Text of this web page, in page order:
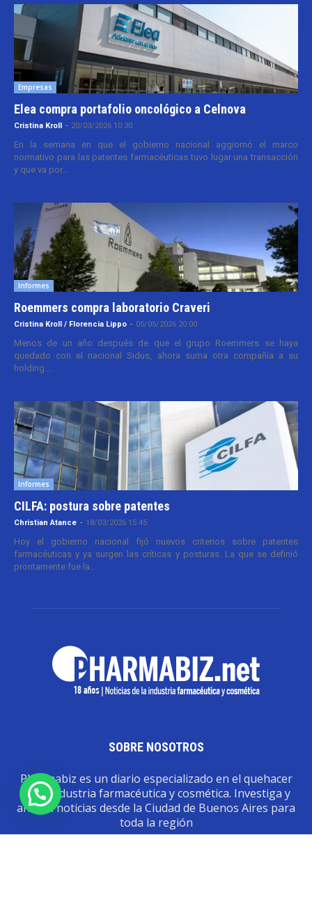
Empresas
Elea compra portafolio oncológico a Celnova
Cristina Kroll - 20/03/2026 10:30
En la semana en que el gobierno nacional aggiornó el marco
normativo para las patentes farmacéuticas tuvo lugar una transacción
y que va por...
Informes
Roemmers compra laboratorio Craveri
Cristina Kroll / Florencia Lippo - 05/05/2026 20:00
Menos de un año después de que el grupo Roemmers se haya
quedado con el nacional Sidus, ahora suma otra compañía a su
holding....
Informes
CILFA: postura sobre patentes
Christian Atance - 18/03/2026 15:45
Hoy el gobierno nacional fijó nuevos criterios sobre patentes
farmacéuticas y ya surgen las críticas y posturas. La que se definió
prontamente fue la...
SOBRE NOSOTROS
Pharmabiz es un diario especializado en el quehacer
de la industria farmacéutica y cosmética. Investiga y
analiza noticias desde la Ciudad de Buenos Aires para
toda la región